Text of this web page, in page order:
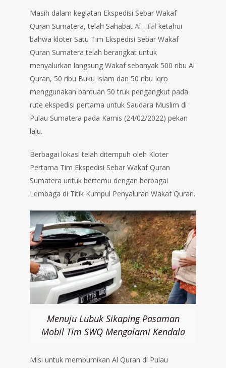
Masih dalam kegiatan Ekspedisi Sebar Wakaf
Quran Sumatera, telah Sahabat Al Hilal ketahui
bahwa kloter Satu Tim Ekspedisi Sebar Wakaf
Quran Sumatera telah berangkat untuk
menyalurkan langsung Wakaf sebanyak 500 ribu Al
Quran, 50 ribu Buku Islam dan 50 ribu Iqro
menggunakan bantuan 50 truk pengangkut pada
rute ekspedisi pertama untuk Saudara Muslim di
Pulau Sumatera pada Kamis (24/02/2022) pekan
lalu.
Berbagai lokasi telah ditempuh oleh Kloter
Pertama Tim Ekspedisi Sebar Wakaf Quran
Sumatera untuk bertemu dengan berbagai
Lembaga di Titik Kumpul Penyaluran Wakaf Quran.
Menuju Lubuk Sikaping Pasaman
Mobil Tim SWQ Mengalami Kendala
Misi untuk membumikan Al Quran di Pulau